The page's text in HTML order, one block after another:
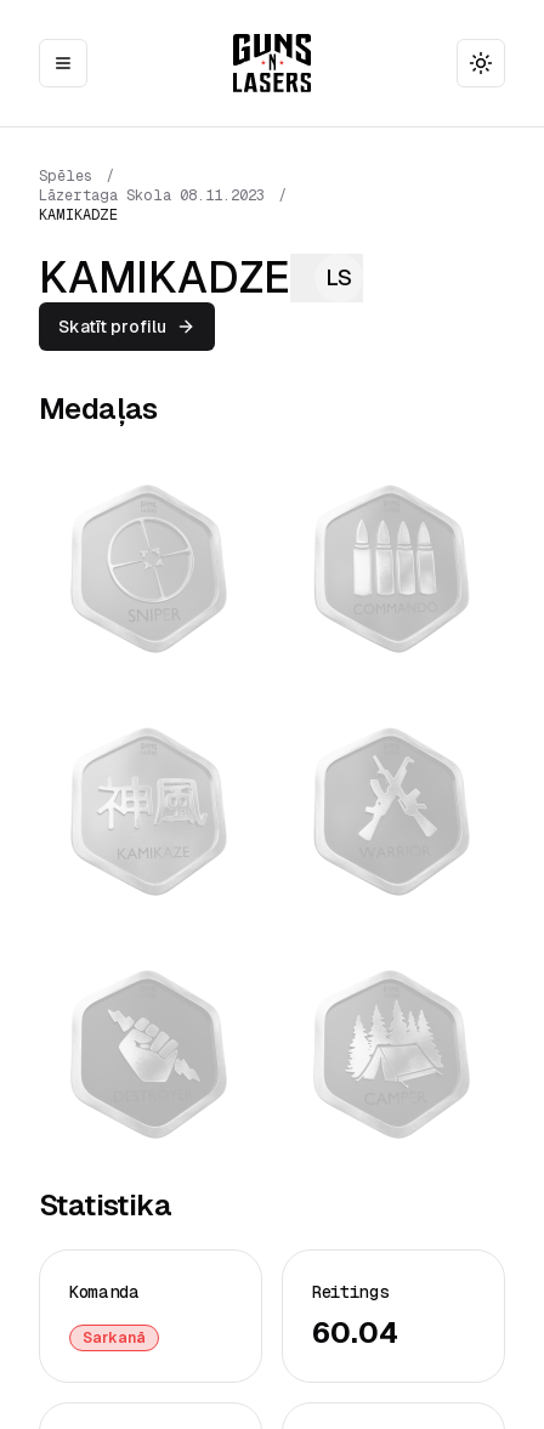
Toggle
Spēles
/
Lāzertaga Skola 08.11.2023
/
KAMIKADZE
KAMIKADZE LS
Skatīt profilu
Medaļas
Statistika
Komanda
Sarkanā
Reitings
60.04